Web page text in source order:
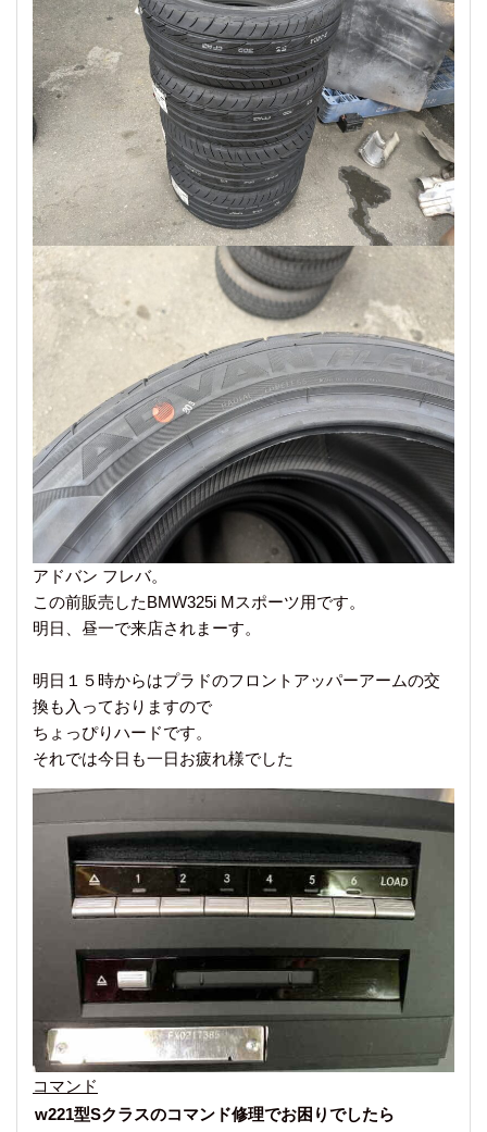
アドバン フレバ。
この前販売したBMW325i Mスポーツ用です。
明日、昼一で来店されまーす。
明日１５時からはプラドのフロントアッパーアームの交
換も入っておりますので
ちょっぴりハードです。
それでは今日も一日お疲れ様でした
コマンド
w221型Sクラスのコマンド修理でお困りでしたら